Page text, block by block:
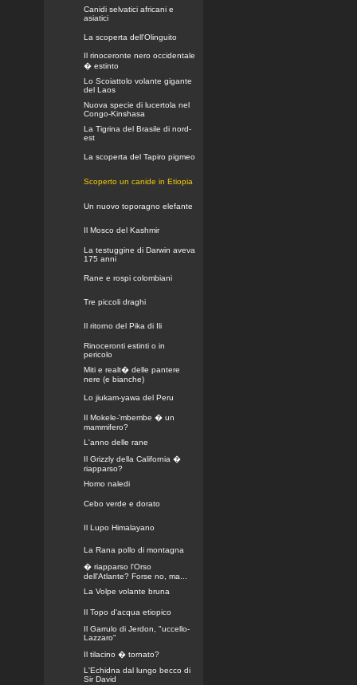
Canidi selvatici africani e
asiatici
La scoperta dell'Olinguito
Il rinoceronte nero occidentale
� estinto
Lo Scoiattolo volante gigante
del Laos
Nuova specie di lucertola nel
Congo-Kinshasa
La Tigrina del Brasile di nord-
est
La scoperta del Tapiro pigmeo
Scoperto un canide in Etiopia
Un nuovo toporagno elefante
Il Mosco del Kashmir
La testuggine di Darwin aveva
175 anni
Rane e rospi colombiani
Tre piccoli draghi
Il ritorno del Pika di Ili
Rinoceronti estinti o in
pericolo
Miti e realt� delle pantere
nere (e bianche)
Lo jiukam-yawa del Peru
Il Mokele-'mbembe � un
mammifero?
L'anno delle rane
Il Grizzly della California �
riapparso?
Homo naledi
Cebo verde e dorato
Il Lupo Himalayano
La Rana pollo di montagna
� riapparso l'Orso
dell'Atlante? Forse no, ma...
La Volpe volante bruna
Il Topo d'acqua etiopico
Il Garrulo di Jerdon, "uccello-
Lazzaro"
Il tilacino � tornato?
L'Echidna dal lungo becco di
Sir David